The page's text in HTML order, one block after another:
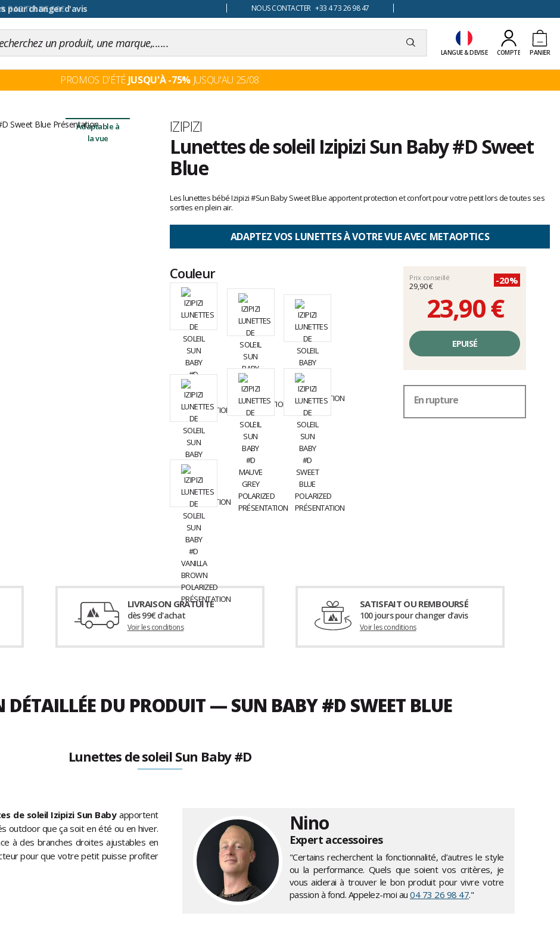
pour changer d'avis NOUS CONTACTER +33 4 73 26 98 47
LANGUE & DEVISE COMPTE PANIER
PROMOS D'ÉTÉ JUSQU'À -75%JUSQU'AU 25/08
Adaptable à
la vue
Marque
IZIPIZI
Lunettes de soleil Izipizi Sun Baby #D Sweet
Blue
avis
clients
Les lunettes bébé Izipizi #Sun Baby Sweet Blue apportent protection et confort pour votre petit lors de toutes ses
sorties en plein air.
ADAPTEZ VOS LUNETTES À VOTRE VUE AVEC METAOPTICS
Couleur Prix conseillé
29,90 €
-20%
23,90 €
Prix
unitaire,
hors
frais
EPUISÉ
En rupture
LIVRAISON GRATUITE
dès 99€ d'achat
Voir les conditions
SATISFAIT OU REMBOURSÉ
100 jours pour changer d’avis
Voir les conditions
DÉTAILLÉE DU PRODUIT — SUN BABY #D SWEET BLUE
Lunettes de soleil Sun Baby #D
de soleil Izipizi Sun Babyapportent
outdoor que ça soit en été ou en hiver.
à des branches droites ajustables en
pour que votre petit puisse profiter
Nino
Expert accessoires
"Certains recherchent la fonctionnalité, d’autres le style
ou la performance. Quels que soient vos critères, je
vous aiderai à trouver le bon produit pour vivre votre
passion à fond. Appelez-moi au 04 73 26 98 47."